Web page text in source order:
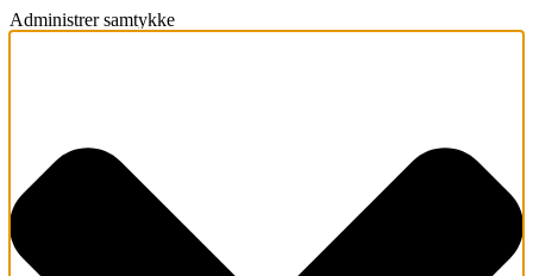
Administrer samtykke